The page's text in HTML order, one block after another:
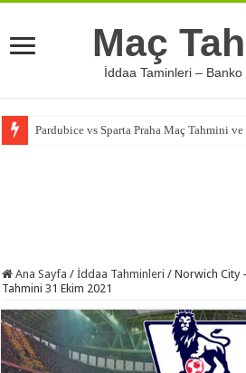
Maç
İddaa Taminleri – Banko
Pardubice vs Sparta Praha Maç Tahmini
Ana Sayfa / İddaa Tahminleri / Norwich City
Tahmini 31 Ekim 2021